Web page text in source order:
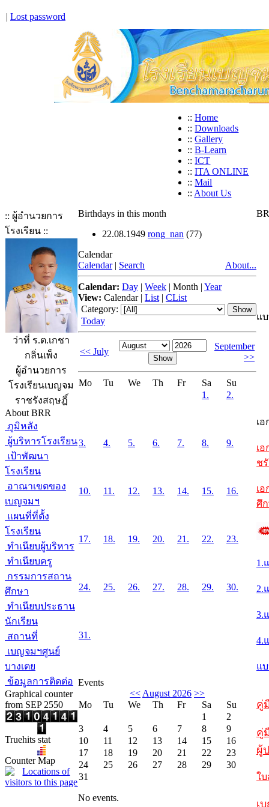
| Lost password
:: Home
:: Downloads
:: Gallery
:: B-Learn
:: ICT
:: ITA ONLINE
:: Mail
:: About Us
:: ผู้อำนวยการ
โรงเรียน ::
ว่าที่ ร.ต.เกชา
กลิ่นเพ็ง
ผู้อำนวยการ
โรงเรียนเบญจม
ราชรังสฤษฎิ์
About BRR
ภูมิหลัง
ผู้บริหารโรงเรียน
เป้าพัฒนา
โรงเรียน
อาณาเขตของ
เบญจมฯ
แผนที่ที่ตั้ง
โรงเรียน
ทำเนียบผู้บริหาร
ทำเนียบครู
กรรมการสถาน
ศึกษา
ทำเนียบประธาน
นักเรียน
สถานที่
เบญจมฯศูนย์
บางเตย
ข้อมูลการติดต่อ
Graphical counter
from SEP 2550
Truehits stat
Counter Map
Birthdays in this month
22.08.1949 rong_nan (77)
Calendar
Calendar | Search About...
Calendar: Day | Week | Month | Year
View: Calendar| List | CList
Category:
Today
<< July
September
>>
Mo Tu We Th Fr Sa
Su
1.
2.
3. 4. 5. 6. 7. 8. 9.
10. 11. 12. 13. 14. 15. 16.
17. 18. 19. 20. 21. 22. 23.
24. 25. 26. 27. 28. 29. 30.
31.
Events
<< August 2026 >>
Mo
Tu We Th Fr Sa
Su
1
2
3
4 5 6 7 8
9
10
11 12 13 14 15
16
17
18 19 20 21 22
23
24
25 26 27 28 29
30
31
No events.
แ
เ
เ
ช
เ
ศึ
1.
2.
3.
4.
แ
คู่
คู่
ผู้
ใ
เ